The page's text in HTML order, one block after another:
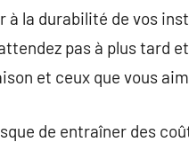
à la durabilité de vos
pas à plus tard
et ceux que vous
de entraîner des